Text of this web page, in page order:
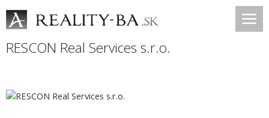
RESCON Real Services s.r.o.